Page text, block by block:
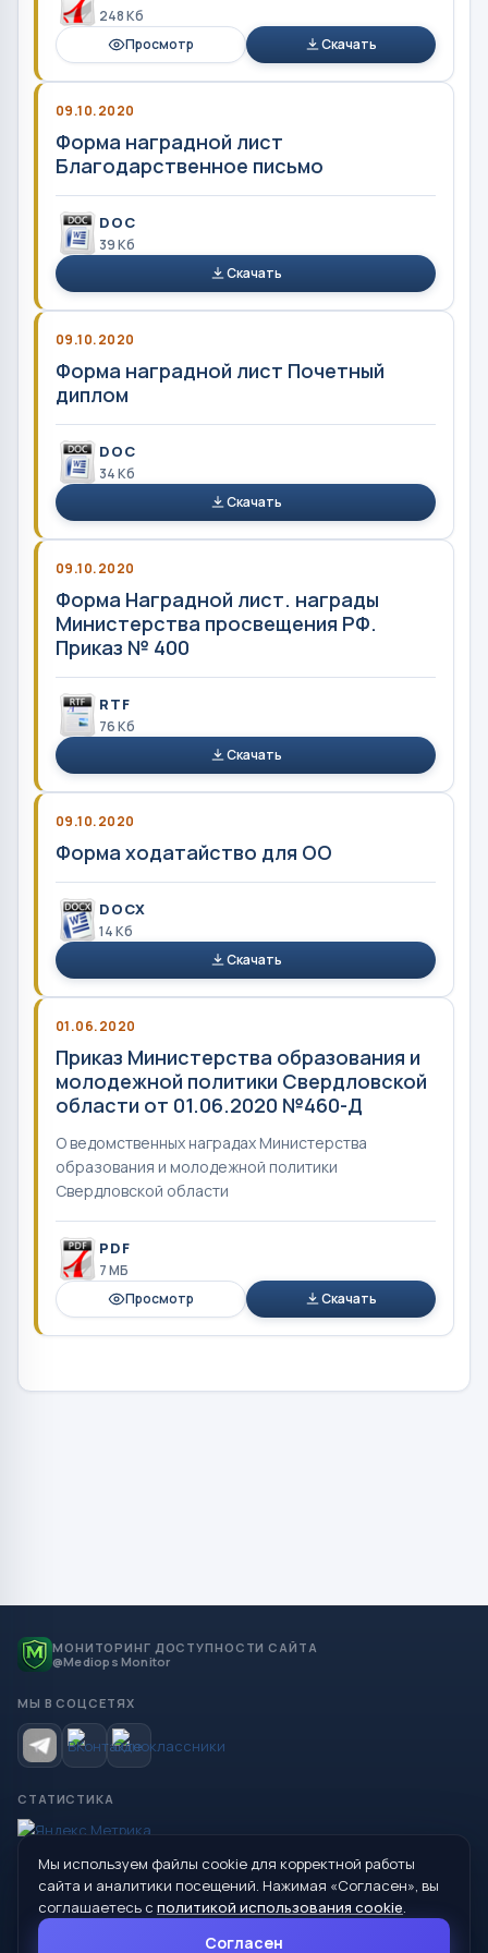
248 Кб
Просмотр
Скачать
09.10.2020
Форма наградной лист
Благодарственное письмо
DOC
39 Кб
Скачать
09.10.2020
Форма наградной лист Почетный
диплом
DOC
34 Кб
Скачать
09.10.2020
Форма Наградной лист. награды
Министерства просвещения РФ.
Приказ № 400
RTF
76 Кб
Скачать
09.10.2020
Форма ходатайство для ОО
DOCX
14 Кб
Скачать
01.06.2020
Приказ Министерства образования и
молодежной политики Свердловской
области от 01.06.2020 №460-Д
О ведомственных наградах Министерства
образования и молодежной политики
Свердловской области
PDF
7 MБ
Просмотр
Скачать
МОНИТОРИНГ ДОСТУПНОСТИ САЙТА
@Mediops Monitor
МЫ В СОЦСЕТЯХ
СТАТИСТИКА
© 2026 Управление образования Администрации МО
Сухой Лог
624800, Свердловская область, г. Сухой Лог, ул. Кирова, дом 7
Мы используем файлы cookie для корректной работы
сайта и аналитики посещений. Нажимая «Согласен», вы
соглашаетесь с политикой использования cookie.
Согласен